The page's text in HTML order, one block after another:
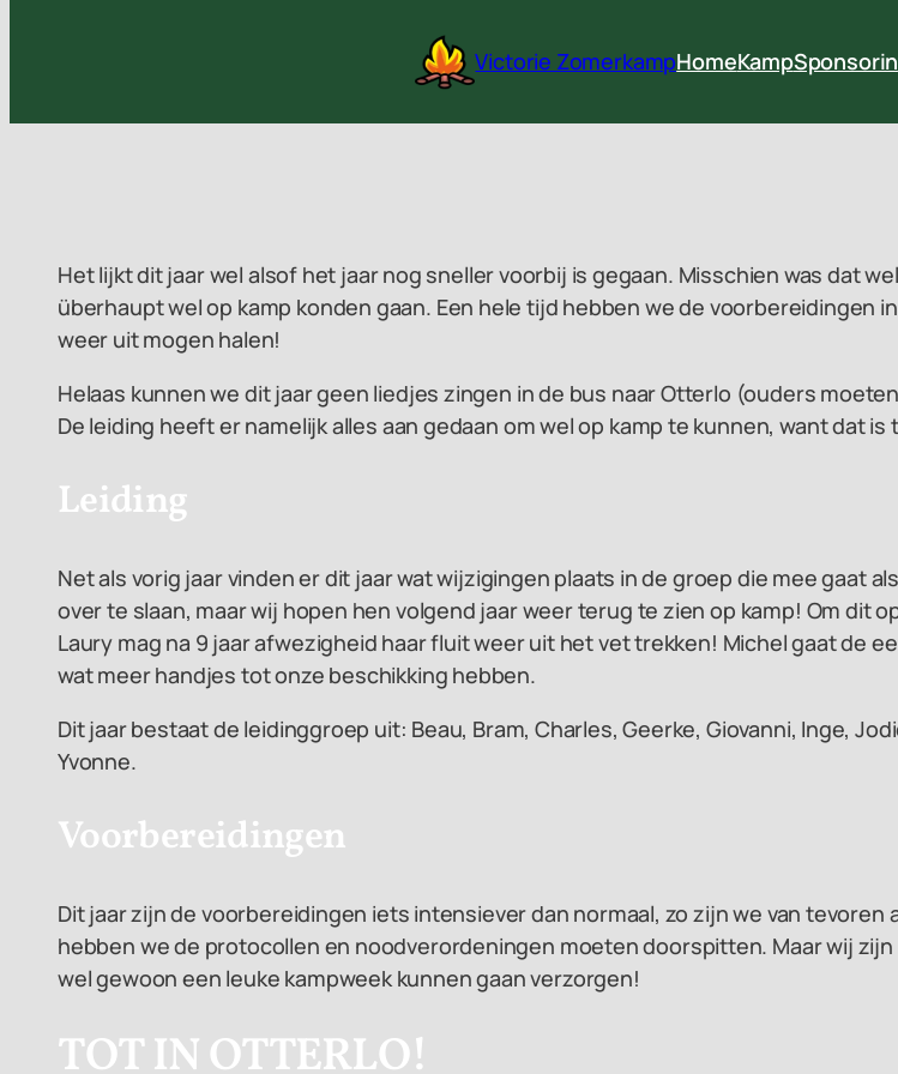
inhoud
Victorie ZomerkampHomeKamp
Het lijkt dit jaar wel alsof het jaar nog sneller voorbij is gegaan. Misschien was dat
überhaupt wel op kamp konden gaan. Een hele tijd hebben we de voorbereidingen
weer uit mogen halen!
Helaas kunnen we dit jaar geen liedjes zingen in de bus naar Otterlo (ouders
De leiding heeft er namelijk alles aan gedaan om wel op kamp te kunnen, want dat
Leiding
Net als vorig jaar vinden er dit jaar wat wijzigingen plaats in de groep die mee gaat
over te slaan, maar wij hopen hen volgend jaar weer terug te zien op kamp! Om dit
Laury mag na 9 jaar afwezigheid haar fluit weer uit het vet trekken! Michel gaat de
wat meer handjes tot onze beschikking hebben.
Dit jaar bestaat de leidinggroep uit: Beau, Bram, Charles, Geerke, Giovanni, Inge,
Yvonne.
Voorbereidingen
Dit jaar zijn de voorbereidingen iets intensiever dan normaal, zo zijn we van
hebben we de protocollen en noodverordeningen moeten doorspitten. Maar wij
wel gewoon een leuke kampweek kunnen gaan verzorgen!
TOT IN OTTERLO!